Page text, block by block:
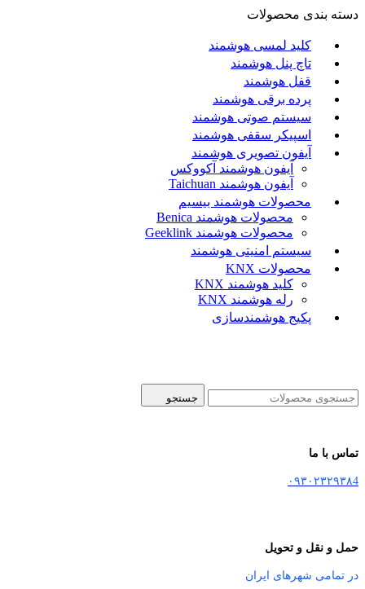
دسته بندی محصولات
کلید لمسی هوشمند
تاچ پنل هوشمند
قفل هوشمند
پرده برقی هوشمند
سیستم صوتی هوشمند
اسپیکر سقفی هوشمند
آیفون تصویری هوشمند
آيفون هوشمند آکووکس
آیفون هوشمند Taichuan
محصولات هوشمند بیسیم
محصولات هوشمند Benica
محصولات هوشمند Geeklink
سیستم امنیتی هوشمند
محصولات KNX
کلید هوشمند KNX
رله هوشمند KNX
پکیج هوشمندسازی
جستجو
تماس با ما
۰۹۳۰۲۳۲۹۳۸4
حمل و نقل و تحویل
در تمامی شهرهای ایران